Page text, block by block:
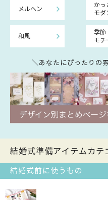
メルヘン
かっ
モダ
和風
季節
モチ
＼あなたにぴったりの
結婚式準備アイテムカテ
結婚式前に使うもの